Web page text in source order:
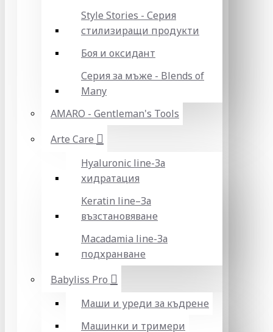
Style Stories - Серия
стилизиращи продукти
Боя и оксидант
Серия за мъже - Blends of
Many
AMARO - Gentleman's Tools
Arte Care
Hyaluronic line-За
хидратация
Keratin line–За
възстановяване
Macadamia line-За
подхранване
Babyliss Pro
Маши и уреди за къдрене
Машинки и тримери